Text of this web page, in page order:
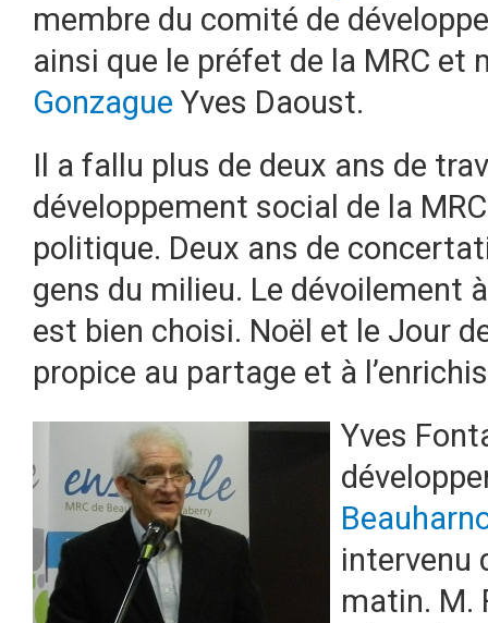
membre du comité de
ainsi que le préfet de la MRC et
Gonzague Yves Daoust.
Il a fallu plus de deux ans de
développement social de la
politique. Deux ans de
gens du milieu. Le dévoilement
est bien choisi. Noël et le Jour
propice au partage et à
Yves
intervenu
matin. M.